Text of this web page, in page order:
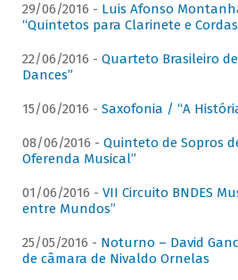
29/06/2016 - Luis Afonso
“Quintetos para Clarinete e
22/06/2016 - Quarteto Brasileiro
Dances”
15/06/2016 - Saxofonia / “A
08/06/2016 - Quinteto de Sopros
Oferenda Musical”
01/06/2016 - VII Circuito BNDES
entre Mundos”
25/05/2016 - Noturno – David
de câmara de Nivaldo Ornelas